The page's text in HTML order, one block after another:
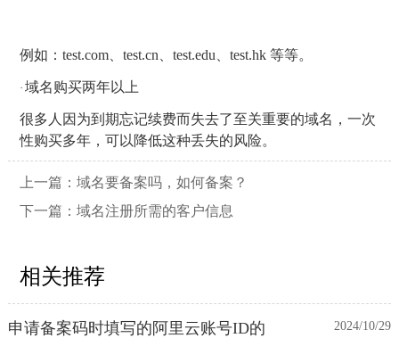
例如： test.com、 test.cn test.edu test.hk 等等。
· 域名购买两年以上
很多人因为到期忘记续费而失去了至关重要的域名，一次
性购买多年，可以降低这种丢失的风险。
上一篇： 域名要备案吗，如何备案？
下一篇： 域名注册所需的客户信息
相关推荐
申请备案码时填写的阿里云账号ID的
2024/10/29